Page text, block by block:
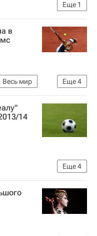
Еще 1
в
Еще4
Весь мир
14
Еще4
Альмерия